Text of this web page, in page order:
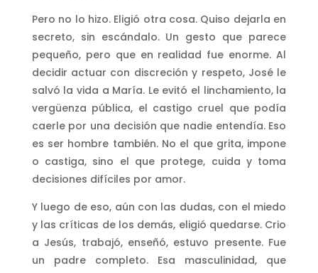
Pero no lo hizo. Eligió otra cosa. Quiso dejarla en
secreto, sin escándalo. Un gesto que parece
pequeño, pero que en realidad fue enorme. Al
decidir actuar con discreción y respeto, José le
salvó la vida a María. Le evitó el linchamiento, la
vergüenza pública, el castigo cruel que podía
caerle por una decisión que nadie entendía. Eso
es ser hombre también. No el que grita, impone
o castiga, sino el que protege, cuida y toma
decisiones difíciles por amor.
Y luego de eso, aún con las dudas, con el miedo
y las críticas de los demás, eligió quedarse. Crio
a Jesús, trabajó, enseñó, estuvo presente. Fue
un padre completo. Esa masculinidad, que